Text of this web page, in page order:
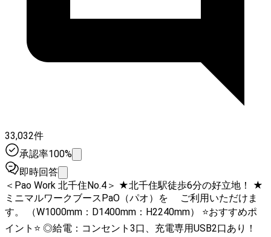
33,032件
承認率100%
即時回答
＜Pao Work 北千住No.4＞ ★北千住駅徒歩6分の好立地！ ★
ミニマルワークブースPaO（パオ）を ご利用いただけま
す。 （W1000mm：D1400mm：H2240mm） ⭐️おすすめポ
イント⭐️ ◎給電：コンセント3口、充電専用USB2口あり！